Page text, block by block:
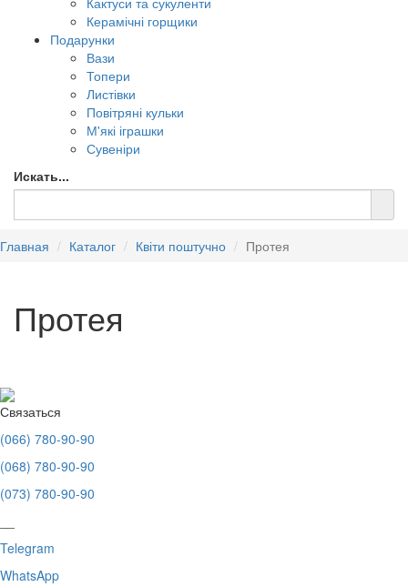
Керамічні горщики
Подарунки
Вази
Топери
Листівки
Повітряні кульки
М'які іграшки
Сувеніри
Искать...
Главная Каталог Квіти поштучно Протея
Протея
Связаться
(066) 780-90-90
(068) 780-90-90
(073) 780-90-90
Telegram
WhatsApp